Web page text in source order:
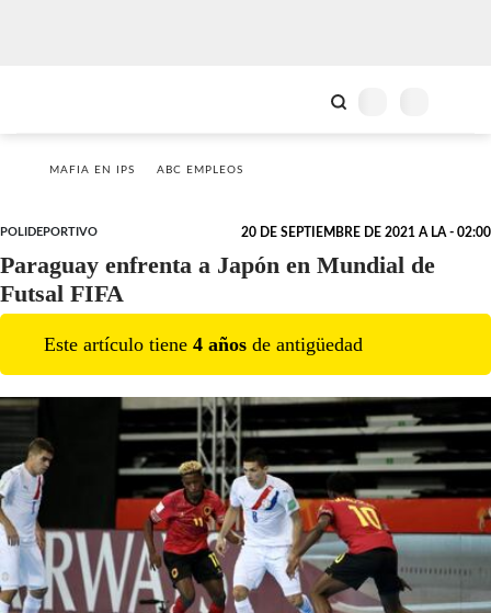
MAFIA EN IPS ABC EMPLEOS
POLIDEPORTIVO 20 DE SEPTIEMBRE DE 2021 A LA - 02:00
Paraguay enfrenta a Japón en Mundial de
Futsal FIFA
Este artículo tiene 4 años de antigüedad